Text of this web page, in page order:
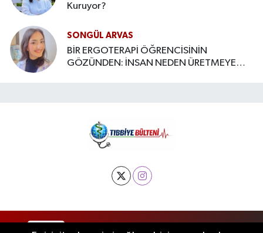
Kuruyor?
SONGÜL ARVAS
BİR ERGOTERAPİ ÖĞRENCİSİNİN
GÖZÜNDEN: İNSAN NEDEN ÜRETMEYE